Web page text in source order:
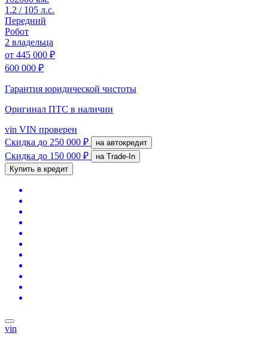
1.2 / 105 л.с.
Передний
Робот
2 владельца
от 445 000 ₽
600 000 ₽
Гарантия юридической чистоты
Оригинал ПТС в наличии
vin VIN проверен
Скидка до 250 000 ₽ на автокредит
Скидка до 150 000 ₽
на Trade-In
Купить в кредит
vin